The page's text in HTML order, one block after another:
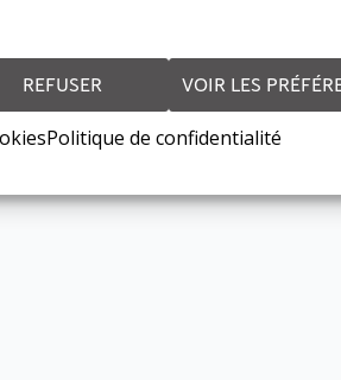
REFUSER VOIR LES
Politique de confidentialité